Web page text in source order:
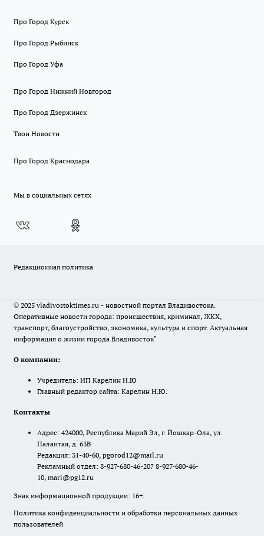
Про Город Курск
Про Город Рыбинск
Про Город Уфа
Про Город Нижний Новгород
Про Город Дзержинск
Твои Новости
Про Город Краснодара
Мы в социальных сетях
Редакционная политика
© 2025 vladivostoktimes.ru - новостной портал Владивостока.
Оперативные новости города: происшествия, криминал, ЖКХ,
транспорт, благоустройство, экономика, культура и спорт. Актуальная
информация о жизни города Владивосток"
О компании:
Учредитель: ИП Карелин Н.Ю
Главный редактор сайта: Карелин Н.Ю.
Контакты
Адрес: 424000, Республика Марий Эл, г. Йошкар-Ола, ул.
Палантая, д. 63В
Редакция: 31-40-60, pgorod12@mail.ru
Рекламный отдел: 8-927-680-46-20? 8-927-680-46-
10, mari@pg12.ru
Знак информационной продукции: 16+.
Политика конфиденциальности и обработки персональных данных
пользователей